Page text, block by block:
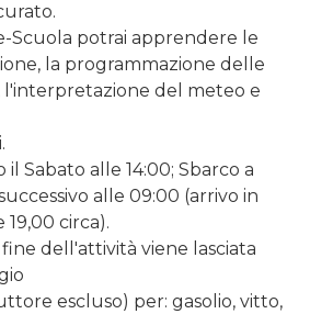
Scuola potrai apprendere le
la programmazione delle
l'interpretazione del meteo e
il Sabato alle 14:00; Sbarco a
alle 09:00 (arrivo in
circa).
dell'attività viene lasciata
escluso) per: gasolio, vitto,